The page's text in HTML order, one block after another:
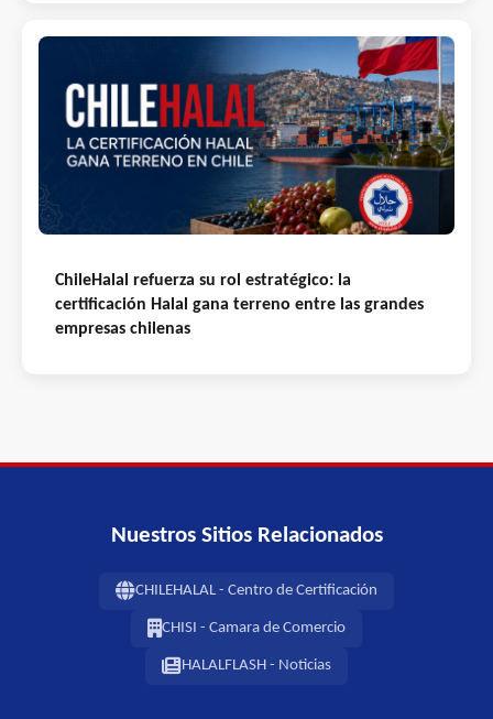
ChileHalal refuerza su rol estratégico: la
certificación Halal gana terreno entre las grandes
empresas chilenas
Nuestros Sitios Relacionados
CHILEHALAL - Centro de Certificación
CHISI - Camara de Comercio
HALALFLASH - Noticias